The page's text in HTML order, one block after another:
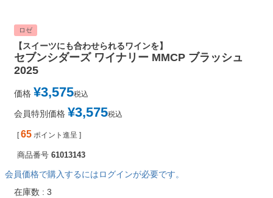
ロゼ
【スイーツにも合わせられるワインを】
セブンシダーズ ワイナリー MMCP ブラッシュ
2025
価格 ¥3,575税込
会員特別価格 ¥3,575税込
[ 65 ポイント進呈 ]
商品番号 61013143
会員価格で購入するにはログインが必要です。
在庫数
3